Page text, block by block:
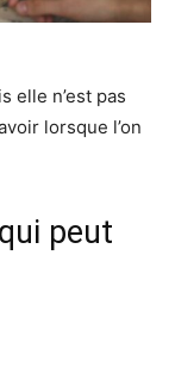
elle n’est pas
lorsque l’on
peut